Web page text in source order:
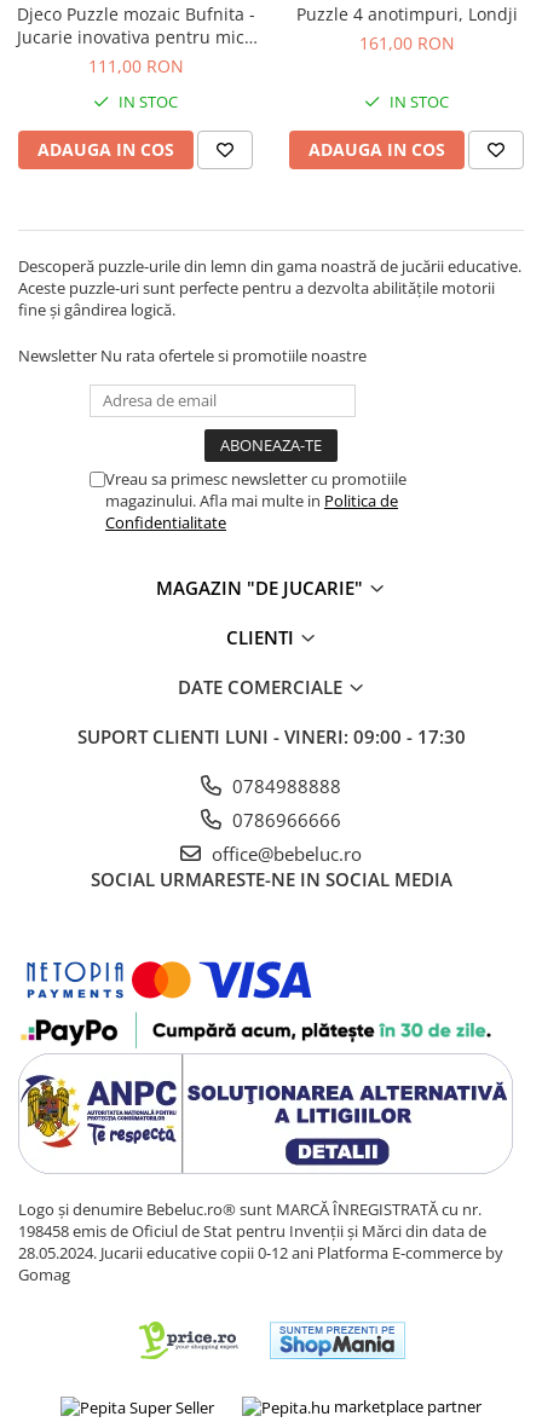
Djeco Puzzle mozaic Bufnita -
Jucarie inovativa pentru micii
exploratori
111,00 RON
IN STOC
ADAUGA IN COS
Puzzle 4 anotimpuri, Londji
161,00 RON
IN STOC
ADAUGA IN COS
Descoperă puzzle-urile din lemn din gama noastră de jucării educative.
Aceste puzzle-uri sunt perfecte pentru a dezvolta abilitățile motorii
fine și gândirea logică.
Newsletter Nu rata ofertele si promotiile noastre
Vreau sa primesc newsletter cu promotiile
magazinului. Afla mai multe in Politica de
Confidentialitate
MAGAZIN "DE JUCARIE"
CLIENTI
DATE COMERCIALE
SUPORT CLIENTI LUNI - VINERI: 09:00 - 17:30
0784988888
0786966666
office@bebeluc.ro
SOCIAL URMARESTE-NE IN SOCIAL MEDIA
Logo și denumire Bebeluc.ro® sunt MARCĂ ÎNREGISTRATĂ cu nr.
198458 emis de Oficiul de Stat pentru Invenții și Mărci din data de
28.05.2024. Jucarii educative copii 0-12 ani Platforma E-commerce by
Gomag
marketplace partner